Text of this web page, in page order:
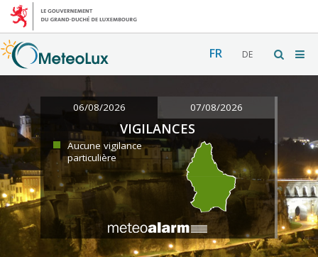
FR DE
06/08/2026 07/08/2026
VIGILANCES
Aucune vigilance
particulière